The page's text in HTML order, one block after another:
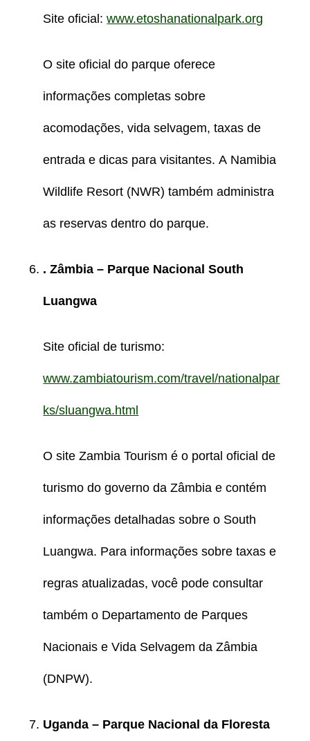
Site oficial:www.etoshanationalpark.org
O site oficial do parque oferece
informações completas sobre
acomodações, vida selvagem, taxas de
entrada e dicas para visitantes. A Namibia
Wildlife Resort (NWR) também administra
as reservas dentro do parque.
. Zâmbia – Parque Nacional South
Luangwa
Site oficial de turismo:
www.zambiatourism.com/travel/nationalpar
ks/sluangwa.html
O site Zambia Tourism é o portal oficial de
turismo do governo da Zâmbia e contém
informações detalhadas sobre o South
Luangwa. Para informações sobre taxas e
regras atualizadas, você pode consultar
também o Departamento de Parques
Nacionais e Vida Selvagem da Zâmbia
(DNPW).
Uganda – Parque Nacional da Floresta